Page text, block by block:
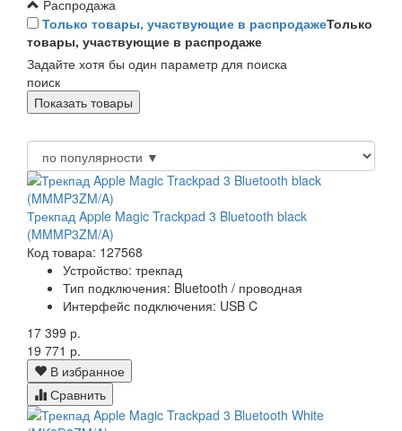
Распродажа
Только товары, участвующие в распродажеТолько
товары, участвующие в распродаже
Задайте хотя бы один параметр для поиска
поиск
Трекпад Apple Magic Trackpad 3 Bluetooth black
(MMMP3ZM/A)
Код товара: 127568
Устройство: трекпад
Тип подключения: Bluetooth / проводная
Интерфейс подключения: USB C
17 399 р.
19 771 р.
В избранное
Сравнить